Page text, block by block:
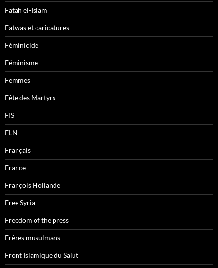
Fatah el-Islam
Fatwas et caricatures
Féminicide
Féminisme
Femmes
Fête des Martyrs
FIS
FLN
Français
France
François Hollande
Free Syria
Freedom of the press
Frères musulmans
Front Islamique du Salut